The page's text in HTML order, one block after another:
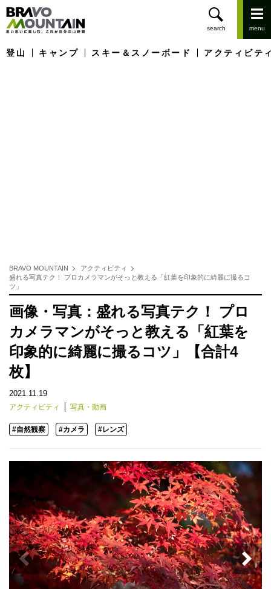
登山 キャンプ スキー＆スノーボード アクティビテ
BRAVO MOUNTAIN
アクティビティ
盛れる写真テク！ プロカメラマンがそっと教える「紅葉を印象的に綺麗に撮るコ
ツ」
画像・写真：盛れる写真テク！ プロ
カメラマンがそっと教える「紅葉を
印象的に綺麗に撮るコツ」【合計4
枚】
2021.11.19
アクティビティ 写真・動画
#自然観察 #カメラ #レンズ